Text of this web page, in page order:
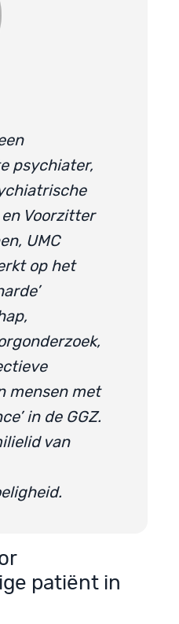
psychiater,
Voorzitter
UMC
op het
mensen met
in de GGZ.
van
patiënt in